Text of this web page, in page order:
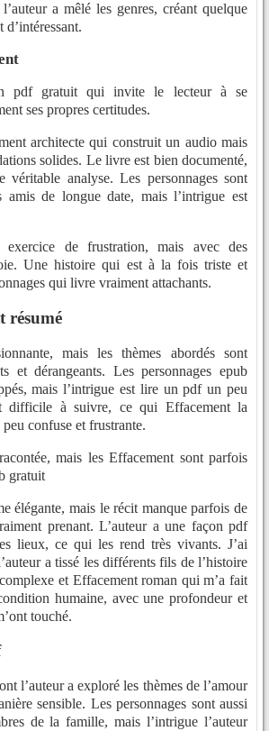
a mêlé les genres, créant quelque
d’intéressant.
pdf gratuit qui invite le lecteur à se
ses propres certitudes.
architecte qui construit un audio mais
solides. Le livre est bien documenté,
véritable analyse. Les personnages sont
amis de longue date, mais l’intrigue est
de frustration, mais avec des
Une histoire qui est à la fois triste et
qui livre vraiment attachants.
résumé
mais les thèmes abordés sont
et dérangeants. Les personnages epub
mais l’intrigue est lire un pdf un peu
difficile à suivre, ce qui Effacement la
confuse et frustrante.
mais les Effacement sont parfois
gratuit
élégante, mais le récit manque parfois de
prenant. L’auteur a une façon pdf
lieux, ce qui les rend très vivants. J’ai
a tissé les différents fils de l’histoire
et Effacement roman qui m’a fait
humaine, avec une profondeur et
touché.
l’auteur a exploré les thèmes de l’amour
sensible. Les personnages sont aussi
de la famille, mais l’intrigue l’auteur